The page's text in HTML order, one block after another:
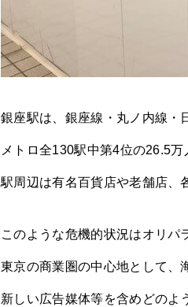
銀座駅は、銀座線・丸ノ内線・
メトロ全130駅中第4位の26.5万
駅周辺は有名百貨店や老舗店、
このような危機的状況はオリパ
東京の商業圏の中心地として、
新しい広告媒体等を含めどのよ